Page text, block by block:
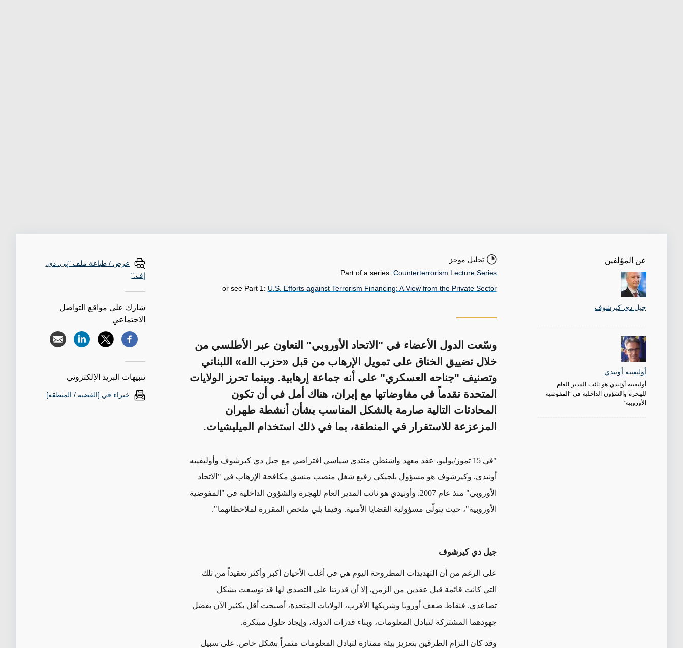
عن المؤلفين
جيل دي كيرشوف
أوليفييه أونيدي
أوليفييه أونيدي هو نائب المدير العام
للهجرة والشؤون الداخلية في "المفوضية
الأوروبية"
تحليل موجز
Part of a series: Counterterrorism Lecture Series
or see Part 1: U.S. Efforts against Terrorism Financing: A View from the Private Sector
وسّعت الدول الأعضاء في "الاتحاد الأوروبي" التعاون عبر الأطلسي من
خلال تضييق الخناق على تمويل الإرهاب من قبل «حزب الله» اللبناني
وتصنيف "جناحه العسكري" على أنه جماعة إرهابية. وبينما تحرز الولايات
المتحدة تقدماً في مفاوضاتها مع إيران، هناك أمل في أن تكون
المحادثات التالية صارمة بالشكل المناسب بشأن أنشطة طهران
المزعزعة للاستقرار في المنطقة، بما في ذلك استخدام الميليشيات.
"في 15 تموز/يوليو، عقد معهد واشنطن منتدى سياسي افتراضي مع جيل دي كيرشوف وأوليفييه
أونيدي. وكيرشوف هو مسؤول بلجيكي رفيع شغل منصب منسق مكافحة الإرهاب في "الاتحاد
الأوروبي" منذ عام 2007. وأونيدي هو نائب المدير العام للهجرة والشؤون الداخلية في "المفوضية
الأوروبية"، حيث يتولّى مسؤولية القضايا الأمنية. وفيما يلي ملخص المقررة لملاحظاتهما".
جيل دي كيرشوف
على الرغم من أن التهديدات المطروحة اليوم هي في أغلب الأحيان أكبر وأكثر تعقيداً من تلك
التي كانت قائمة قبل عقدين من الزمن، إلا أن قدرتنا على التصدي لها قد توسعت بشكل
تصاعدي. فنقاط ضعف أوروبا وشريكها الأقرب، الولايات المتحدة، أصبحت أقل بكثير الآن بفضل
جهودهما المشتركة لتبادل المعلومات، وبناء قدرات الدولة، وإيجاد حلول مبتكرة.
وقد كان التزام الطرفَين بتعزيز بيئة ممتازة لتبادل المعلومات مثمراً بشكل خاص. على سبيل
عرض / طباعة ملف "پي. دي.
إف."
شارك على مواقع التواصل
الاجتماعي
تنبيهات البريد الإلكتروني
خبراء في [القضية / المنطقة]